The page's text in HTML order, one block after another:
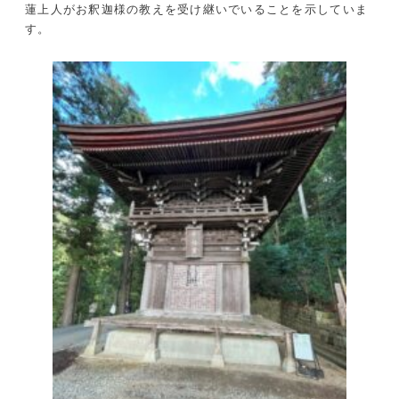
蓮上人がお釈迦様の教えを受け継いでいることを示していま
す。